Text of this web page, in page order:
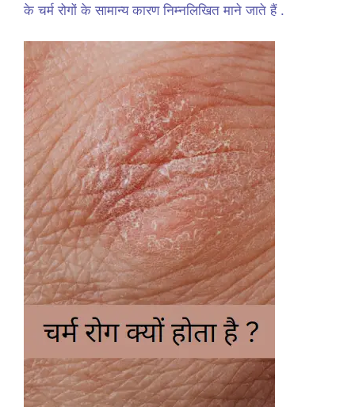
के चर्म रोगों के सामान्य कारण निम्नलिखित माने जाते हैं .